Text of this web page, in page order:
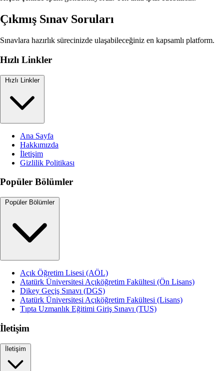
Çıkmış Sınav Soruları
Sınavlara hazırlık sürecinizde ulaşabileceğiniz en kapsamlı platform.
Hızlı Linkler
Hızlı Linkler
Ana Sayfa
Hakkımızda
İletişim
Gizlilik Politikası
Popüler Bölümler
Popüler Bölümler
Açık Öğretim Lisesi (AÖL)
Atatürk Üniversitesi Açıköğretim Fakültesi (Ön Lisans)
Dikey Geçiş Sınavı (DGS)
Atatürk Üniversitesi Açıköğretim Fakültesi (Lisans)
Tıpta Uzmanlık Eğitimi Giriş Sınavı (TUS)
İletişim
İletişim